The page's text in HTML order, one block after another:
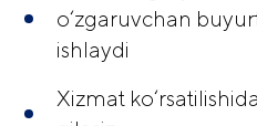
o‘zgaruvchan
ishlaydi
Xizmat